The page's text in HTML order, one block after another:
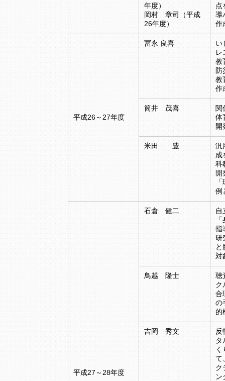
年度）
岡村 章司（平成
26年度）
点
導
作
平成26～27年度
冨永 良喜
い
レ
教
防
教
作
筒井 茂喜
関
体
開
米田 豊
汎
成
科
開
例
平成27～28年度
石倉 健二
自
指
研
と
対
鳥越 隆士
聴
ク
合
の
的
吉岡 秀文
反
タ
て
ク
ン